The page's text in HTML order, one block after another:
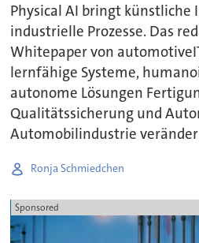
Physical AI bringt künstliche
industrielle Prozesse. Das
Whitepaper von
lernfähige Systeme,
autonome Lösungen
Qualitätssicherung und
Automobilindustrie
Ronja Schmiedchen
Sponsored